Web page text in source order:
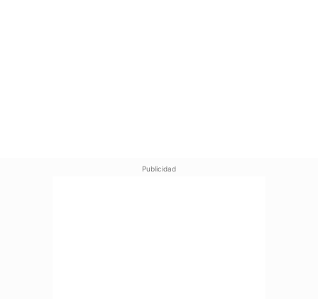
Publicidad